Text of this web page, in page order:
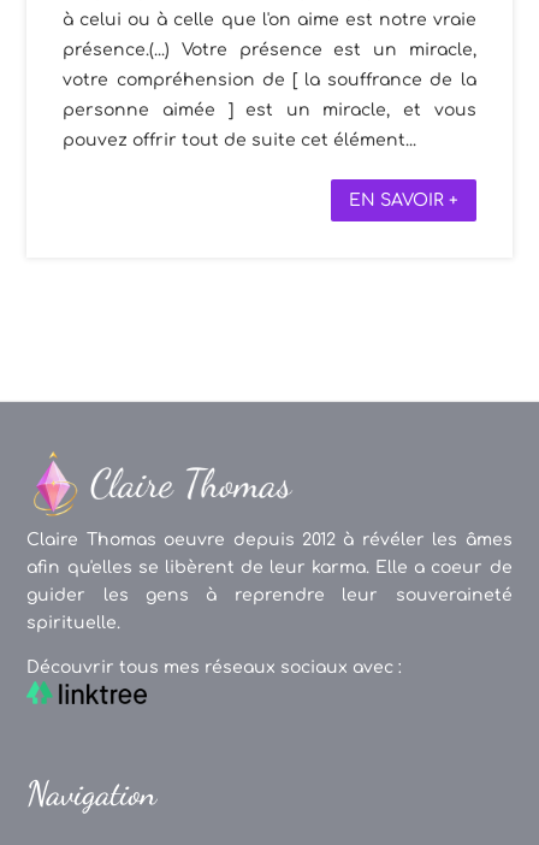
à celui ou à celle que l'on aime est notre vraie
présence.(...) Votre présence est un miracle,
votre compréhension de [ la souffrance de la
personne aimée ] est un miracle, et vous
pouvez offrir tout de suite cet élément...
EN SAVOIR +
Claire Thomas oeuvre depuis 2012 à révéler les âmes
afin qu'elles se libèrent de leur karma. Elle a coeur de
guider les gens à reprendre leur souveraineté
spirituelle.
Découvrir tous mes réseaux sociaux avec :
Navigation